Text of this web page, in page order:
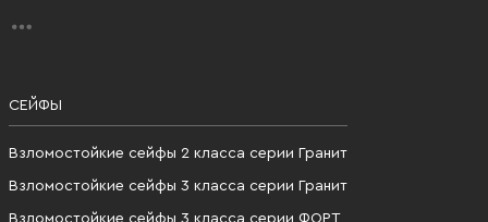
СЕЙФЫ
Взломостойкие сейфы 2 класса серии Гранит
Взломостойкие сейфы 3 класса серии Гранит